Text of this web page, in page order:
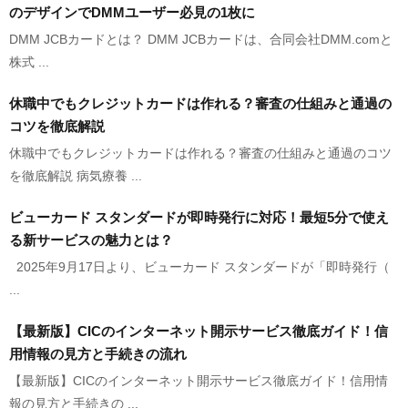
のデザインでDMMユーザー必見の1枚に
DMM JCBカードとは？ DMM JCBカードは、合同会社DMM.comと
株式 ...
休職中でもクレジットカードは作れる？審査の仕組みと通過の
コツを徹底解説
休職中でもクレジットカードは作れる？審査の仕組みと通過のコツ
を徹底解説 病気療養 ...
ビューカード スタンダードが即時発行に対応！最短5分で使え
る新サービスの魅力とは？
2025年9月17日より、ビューカード スタンダードが「即時発行（
【最新版】CICのインターネット開示サービス徹底ガイド！信
用情報の見方と手続きの流れ
【最新版】CICのインターネット開示サービス徹底ガイド！信用情
報の見方と手続きの ...